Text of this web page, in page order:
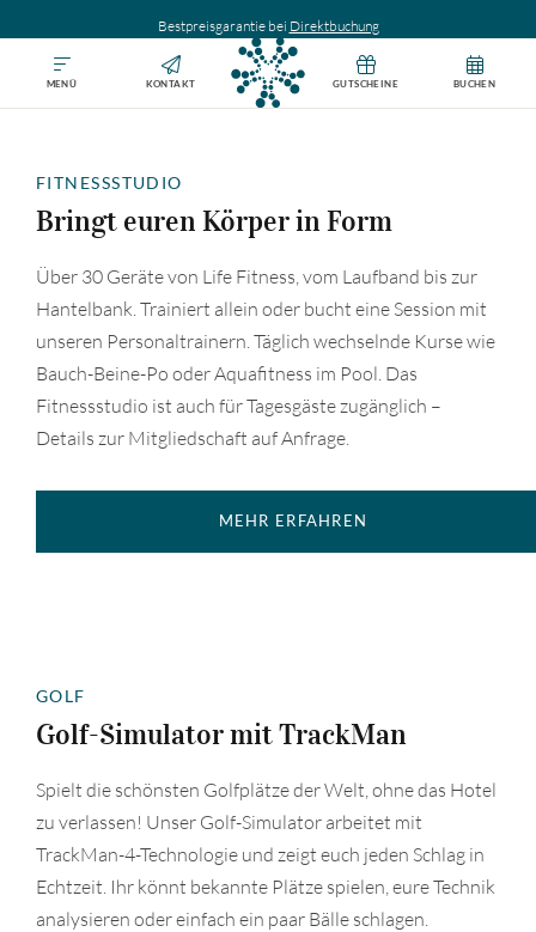
Bestpreisgarantie bei Direktbuchung
MENÜ KONTAKT GUTSCHEINE BUCHEN
FITNESSSTUDIO
Bringt euren Körper in Form
Über 30 Geräte von Life Fitness, vom Laufband bis zur
Hantelbank. Trainiert allein oder bucht eine Session mit
unseren Personaltrainern. Täglich wechselnde Kurse wie
Bauch-Beine-Po oder Aquafitness im Pool. Das
Fitnessstudio ist auch für Tagesgäste zugänglich –
Details zur Mitgliedschaft auf Anfrage.
MEHR ERFAHREN
GOLF
Golf-Simulator mit TrackMan
Spielt die schönsten Golfplätze der Welt, ohne das Hotel
zu verlassen! Unser Golf-Simulator arbeitet mit
TrackMan-4-Technologie und zeigt euch jeden Schlag in
Echtzeit. Ihr könnt bekannte Plätze spielen, eure Technik
analysieren oder einfach ein paar Bälle schlagen.